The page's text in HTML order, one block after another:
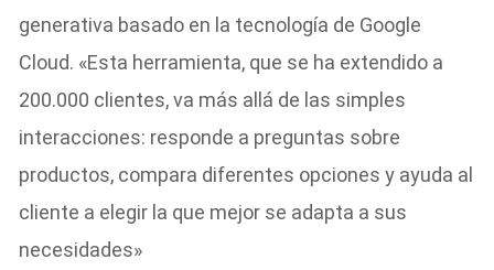
generativa basado en la tecnología de Google
Cloud. «Esta herramienta, que se ha extendido a
200.000 clientes, va más allá de las simples
interacciones: responde a preguntas sobre
productos, compara diferentes opciones y ayuda al
cliente a elegir la que mejor se adapta a sus
necesidades»